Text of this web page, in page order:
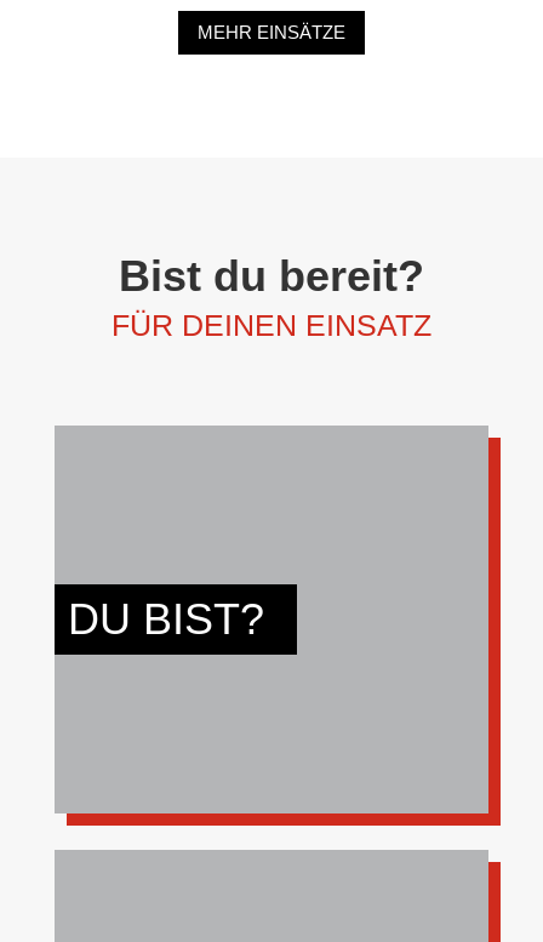
MEHR EINSÄTZE
Bist du bereit?
FÜR DEINEN EINSATZ
DU BIST?
KÖRPERLICH FIT
TECHNISCH INTERESSIERT